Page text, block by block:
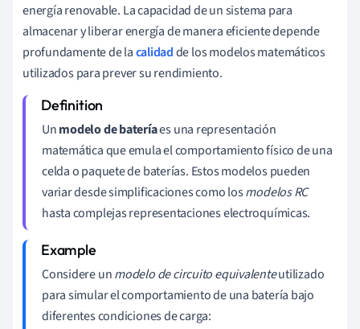
energía renovable. La capacidad de un sistema para
almacenar y liberar energía de manera eficiente depende
profundamente de lacalidadde los modelos matemáticos
utilizados para prever su rendimiento.
Unmodelo de bateríaes una representación
matemática que emula el comportamiento físico de una
celda o paquete de baterías. Estos modelos pueden
variar desde simplificaciones como losmodelos RC
hasta complejas representaciones electroquímicas.
Considere unmodelo de circuito equivalenteutilizado
para simular el comportamiento de una batería bajo
diferentes condiciones de carga: